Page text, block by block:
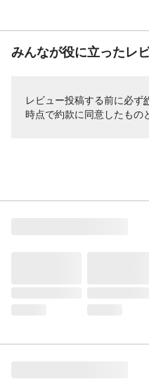
みんなが役に立ったレ
レビュー投稿する前に必ず
時点で約款に同意したもの